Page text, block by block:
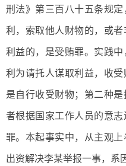
刑法》第三百八十五条规
利，索取他人财物的，或
利益的，是受贿罪。实践
利为请托人谋取利益，收
是自行收受财物；第二种
者根据国家工作人员的意
罪。本起事实中，从主观
出资解决李某举报一事，系